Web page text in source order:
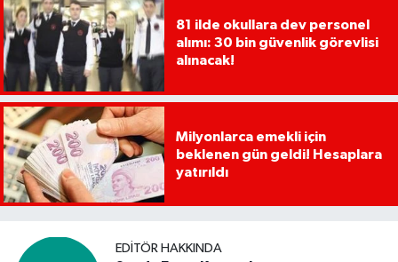
81 ilde okullara dev personel
alımı: 30 bin güvenlik görevlisi
alınacak!
Milyonlarca emekli için
beklenen gün geldi! Hesaplara
yatırıldı
EDITÖR HAKKINDA